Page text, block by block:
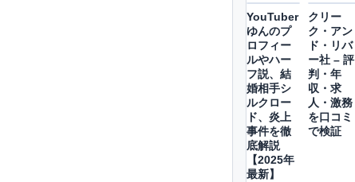
YouTuber
ゆんのプ
ロフィー
ルやハー
フ説、結
婚相手シ
ルクロー
ド、炎上
事件を徹
底解説
【2025年
最新】
クリー
ク・アン
ド・リバ
ー社 – 評
判・年
収・求
人・激務
を口コミ
で検証